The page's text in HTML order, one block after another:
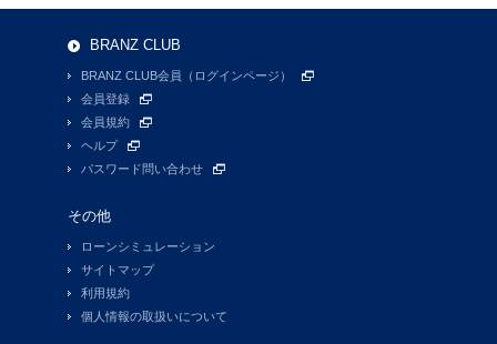
BRANZ CLUB
BRANZ CLUB会員（ログインページ）
会員登録
会員規約
ヘルプ
パスワード問い合わせ
その他
ローンシミュレーション
サイトマップ
利用規約
個人情報の取扱いについて